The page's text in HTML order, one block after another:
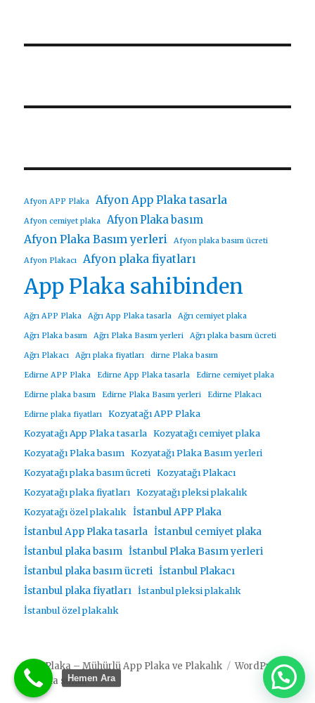
Afyon APP Plaka Afyon App Plaka tasarla
Afyon cemiyet plaka
Afyon Plaka basım
Afyon Plaka Basım yerleri
Afyon plaka basım ücreti
Afyon Plakacı Afyon plaka fiyatları
App Plaka sahibinden
Ağrı APP Plaka Ağrı App Plaka tasarla Ağrı cemiyet plaka
Ağrı Plaka basım Ağrı Plaka Basım yerleri Ağrı plaka basım ücreti
Ağrı Plakacı Ağrı plaka fiyatları dirne Plaka basım
Edirne APP Plaka Edirne App Plaka tasarla Edirne cemiyet plaka
Edirne plaka basım Edirne Plaka Basım yerleri Edirne Plakacı
Edirne plaka fiyatları
Kozyatağı APP Plaka
Kozyatağı App Plaka tasarla
Kozyatağı cemiyet plaka
Kozyatağı Plaka basım
Kozyatağı Plaka Basım yerleri
Kozyatağı plaka basım ücreti
Kozyatağı Plakacı
Kozyatağı plaka fiyatları
Kozyatağı pleksi plakalık
Kozyatağı özel plakalık
İstanbul APP Plaka
İstanbul App Plaka tasarla İstanbul cemiyet plaka
İstanbul plaka basım İstanbul Plaka Basım yerleri
İstanbul plaka basım ücreti İstanbul Plakacı
İstanbul plaka fiyatları
İstanbul pleksi plakalık
İstanbul özel plakalık
App Plaka – Mühürlü App Plaka ve Plakalık
WordPress
gururla sunarHemen Ara